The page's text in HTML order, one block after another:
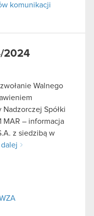
komunikacji
2024
Walnego
Nadzorczej Spółki
MAR – informacja
z siedzibą w